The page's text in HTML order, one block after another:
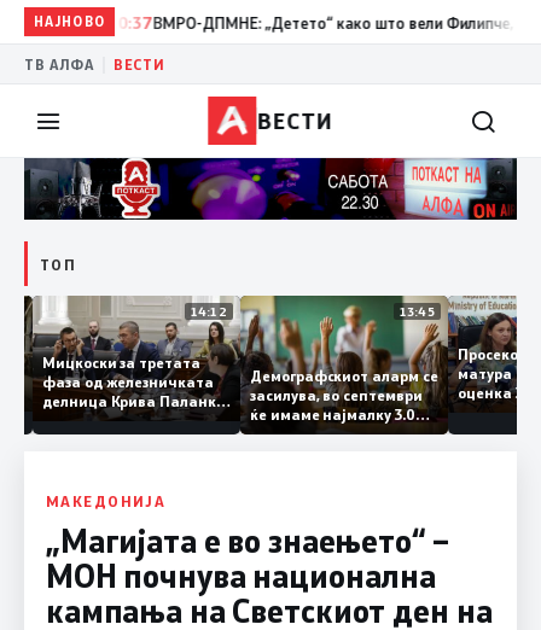
НАЈНОВО
10:37 ВМРО-ДПМНЕ: „Детето“ како што вели Филипче, денес со
ТВ АЛФА ВЕСТИ
ВЕСТИ
ТОП
15:20
Во
14:12
Мицкоски за третата
фаза од железничката
делница Крива Паланка
– Деве Баир: Проектот
нема да заврши на
целина
13:45
Демографскиот аларм се
засилува, во септември
ќе имаме најмалку 3.000
првачиња помалку
матура
оценка
МАКЕДОНИЈА
„Магијата е во знаењето“ –
МОН почнува национална
кампања на Светскиот ден на